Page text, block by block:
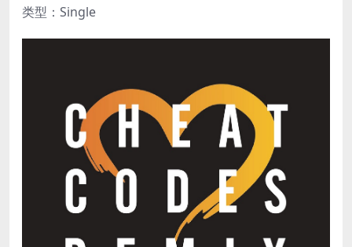
类型：Single